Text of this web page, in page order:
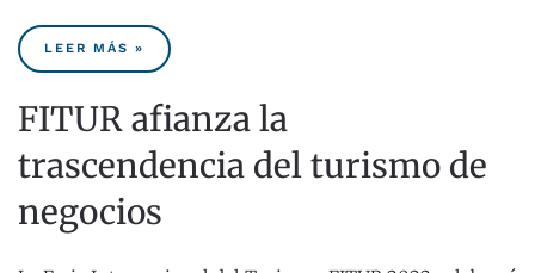
LEER MÁS »
FITUR afianza la
trascendencia del turismo de
negocios